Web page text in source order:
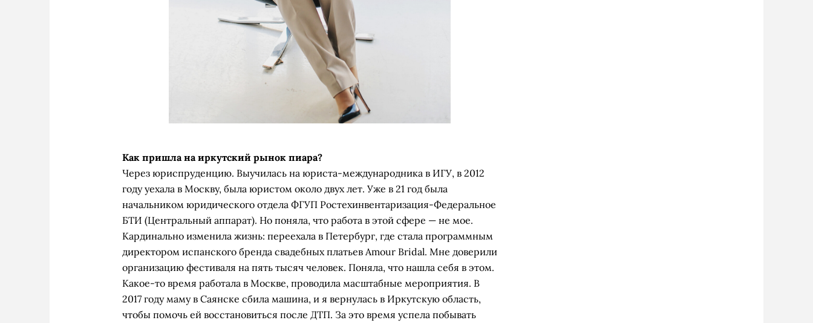
Как пришла на иркутский рынок пиара?
Через юриспруденцию. Выучилась на юриста-международника в ИГУ, в 2012
году уехала в Москву, была юристом около двух лет. Уже в 21 год была
начальником юридического отдела ФГУП Ростехинвентаризация-Федеральное
БТИ (Центральный аппарат). Но поняла, что работа в этой сфере — не мое.
Кардинально изменила жизнь: переехала в Петербург, где стала программным
директором испанского бренда свадебных платьев Amour Bridal. Мне доверили
организацию фестиваля на пять тысяч человек. Поняла, что нашла себя в этом.
Какое-то время работала в Москве, проводила масштабные мероприятия. В
2017 году маму в Саянске сбила машина, и я вернулась в Иркутскую область,
чтобы помочь ей восстановиться после ДТП. За это время успела побывать